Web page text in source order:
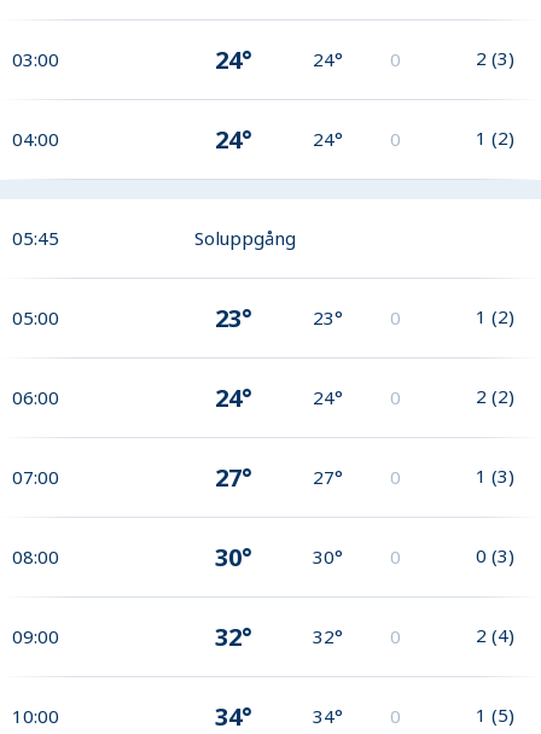
03:00 24° 24° 0 2 (3)
04:00 24° 24° 0 1 (2)
05:45 Soluppgång
05:00 23° 23° 0 1 (2)
06:00 24° 24° 0 2 (2)
07:00 27° 27° 0 1 (3)
08:00 30° 30° 0 0 (3)
09:00 32° 32° 0 2 (4)
10:00 34° 34° 0 1 (5)